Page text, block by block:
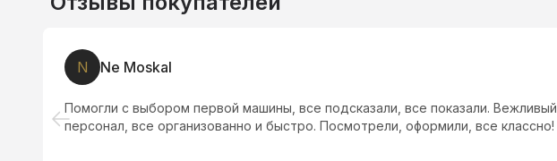
N Ne Moskal
Помогли с выбором первой машины, все подсказали, все показали. Вежливый
персонал, все организованно и быстро. Посмотрели, оформили, все классно!